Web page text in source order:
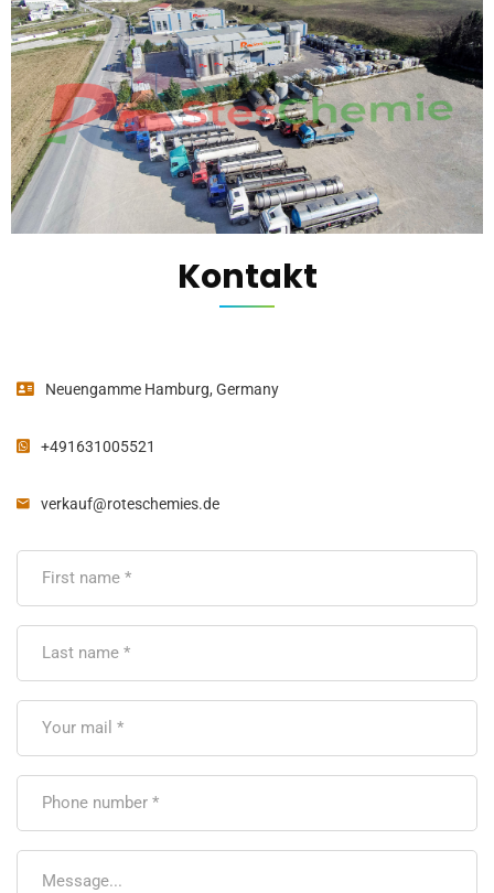
Kontakt
Neuengamme Hamburg, Germany
+491631005521
verkauf@roteschemies.de